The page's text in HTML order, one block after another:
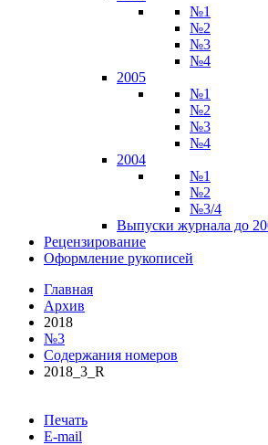
№1
№2
№3
№4
2005
№1
№2
№3
№4
2004
№1
№2
№3/4
Выпуски журнала до
Рецензирование
Оформление рукописей
Главная
Архив
2018
№3
Содержания номеров
2018_3_R
Печать
E-mail